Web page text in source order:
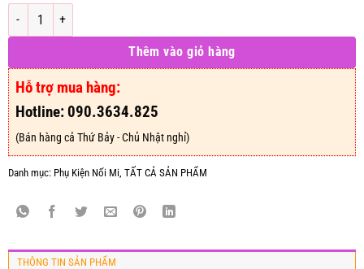
Đầu Canh Học Nối Mi – Đầu Manocanh. số lượng
Thêm vào giỏ hàng
Hỗ trợ mua hàng:
Hotline: 090.3634.825
(Bán hàng cả Thứ Bảy - Chủ Nhật nghỉ)
Danh mục: Phụ Kiện Nối Mi TẤT CẢ SẢN PHẨM
THÔNG TIN SẢN PHẨM